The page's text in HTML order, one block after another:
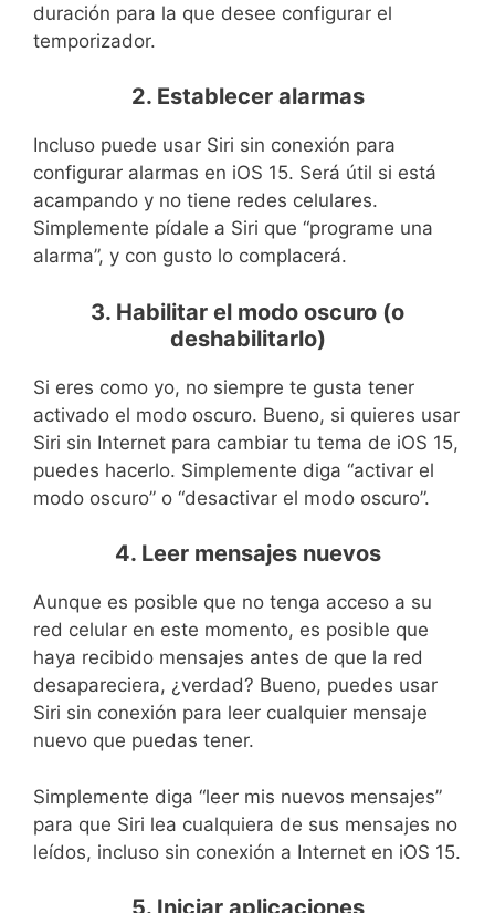
duración para la que desee configurar el
temporizador.
2. Establecer alarmas
Incluso puede usar Siri sin conexión para
configurar alarmas en iOS 15. Será útil si está
acampando y no tiene redes celulares.
Simplemente pídale a Siri que “programe una
alarma”, y con gusto lo complacerá.
3. Habilitar el modo oscuro (o
deshabilitarlo)
Si eres como yo, no siempre te gusta tener
activado el modo oscuro. Bueno, si quieres usar
Siri sin Internet para cambiar tu tema de iOS 15,
puedes hacerlo. Simplemente diga “activar el
modo oscuro” o “desactivar el modo oscuro”.
4. Leer mensajes nuevos
Aunque es posible que no tenga acceso a su
red celular en este momento, es posible que
haya recibido mensajes antes de que la red
desapareciera, ¿verdad? Bueno, puedes usar
Siri sin conexión para leer cualquier mensaje
nuevo que puedas tener.
Simplemente diga “leer mis nuevos mensajes”
para que Siri lea cualquiera de sus mensajes no
leídos, incluso sin conexión a Internet en iOS 15.
5. Iniciar aplicaciones